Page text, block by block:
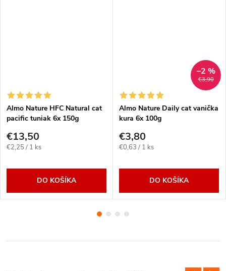
Almo Nature HFC Natural cat
pacific tuniak 6x 150g
€13,50
Jednotková
€2,25 / 1 ks
DO KOŠÍKA
€3,90
–2 %
Almo Nature Daily cat vanička
kura 6x 100g
€3,80
Jednotková
€0,63 / 1 ks
DO KOŠÍKA